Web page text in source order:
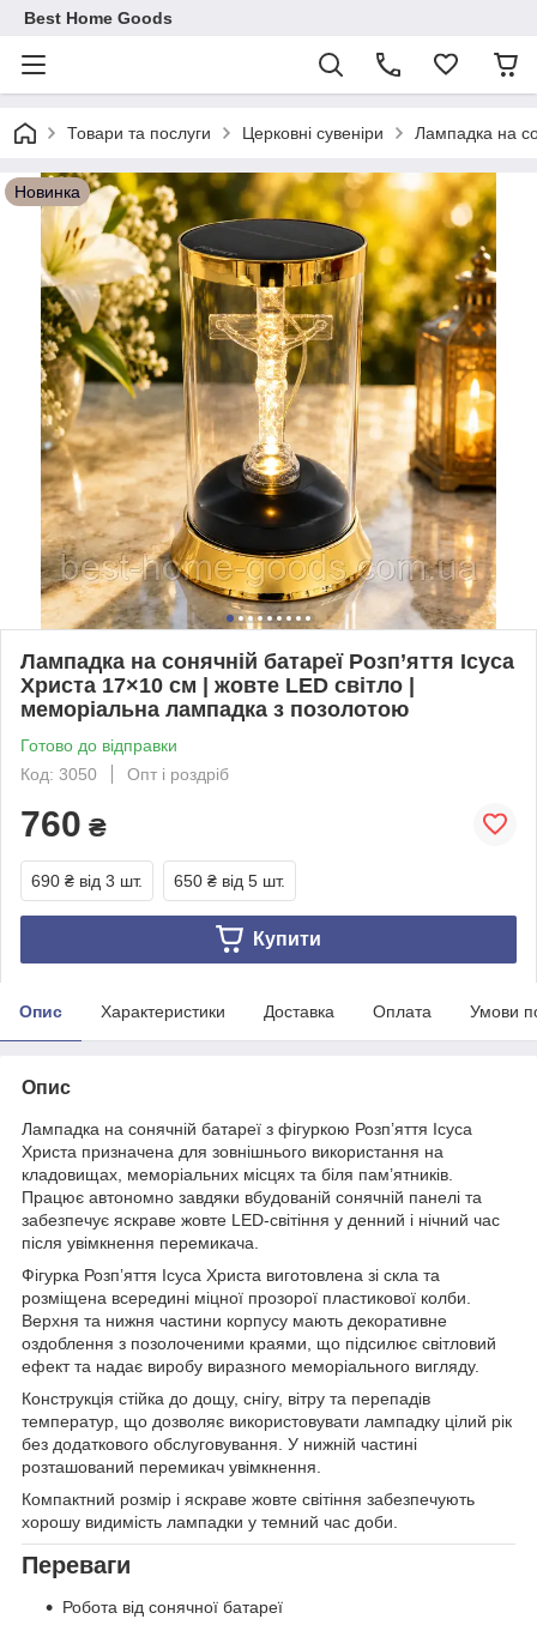
Best Home Goods
Товари та послуги Церковні сувеніри Лампадка на
Новинка
Лампадка на сонячній батареї Розп’яття Ісуса
Христа 17×10 см | жовте LED світло |
меморіальна лампадка з позолотою
Готово до відправки
Код: 3050
Опт і роздріб
760 ₴
690 ₴ від 3 шт. 650 ₴ від 5 шт.
Купити
Опис Характеристики Доставка Оплата Умови
Опис
Лампадка на сонячній батареї з фігуркою Розп’яття Ісуса
Христа призначена для зовнішнього використання на
кладовищах, меморіальних місцях та біля пам’ятників.
Працює автономно завдяки вбудованій сонячній панелі та
забезпечує яскраве жовте LED-світіння у денний і нічний час
після увімкнення перемикача.
Фігурка Розп’яття Ісуса Христа виготовлена зі скла та
розміщена всередині міцної прозорої пластикової колби.
Верхня та нижня частини корпусу мають декоративне
оздоблення з позолоченими краями, що підсилює світловий
ефект та надає виробу виразного меморіального вигляду.
Конструкція стійка до дощу, снігу, вітру та перепадів
температур, що дозволяє використовувати лампадку цілий рік
без додаткового обслуговування. У нижній частині
розташований перемикач увімкнення.
Компактний розмір і яскраве жовте світіння забезпечують
хорошу видимість лампадки у темний час доби.
Переваги
Робота від сонячної батареї